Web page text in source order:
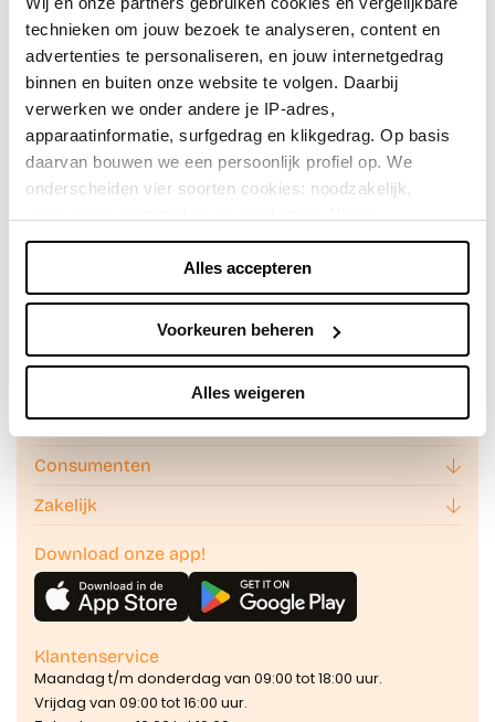
technieken om jouw bezoek te analyseren, content en
advertenties te personaliseren, en jouw internetgedrag
binnen en buiten onze website te volgen. Daarbij
verwerken we onder andere je IP-adres,
apparaatinformatie, surfgedrag en klikgedrag. Op basis
daarvan bouwen we een persoonlijk profiel op. We
onderscheiden vier soorten cookies: noodzakelijk,
noodzakelijke cookies plaatsen we zonder toestemming.
Je kunt alle cookies accepteren, weigeren, of zelf kiezen
via "Voorkeuren beheren". Je keuze kun je op elk
moment wijzigen of intrekken via de zwevende knop
encookiebeleid.
Alles accepteren
Voorkeuren beheren
Alles weigeren
Achteraf betalen doe je veilig en
Over Billink
Consumenten
Zakelijk
Download onze app!
Klantenservice
Maandag t/m donderdag van 09:00 tot 18:00 uur.
Vrijdag van 09:00 tot 16:00 uur.